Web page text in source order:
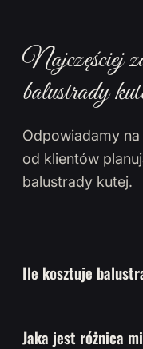
Najczęściej
balustrady
Odpowiadamy
od klientów
balustrady kutej.
Ile kosztuje
Jaka jest różnica